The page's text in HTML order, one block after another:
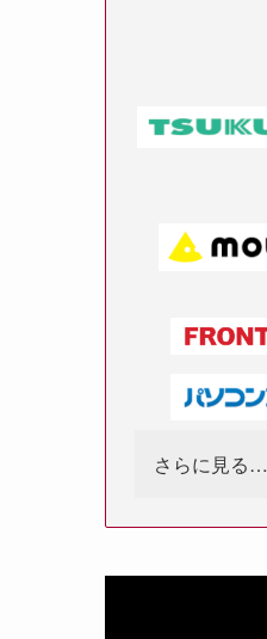
さらに見る…